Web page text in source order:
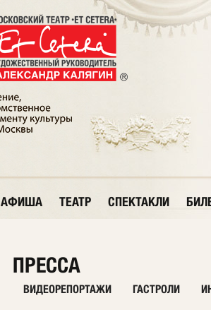
АФИША ТЕАТР СПЕКТАКЛИ
ПРЕССА
ВИДЕОРЕПОРТАЖИ ГАСТРОЛИ